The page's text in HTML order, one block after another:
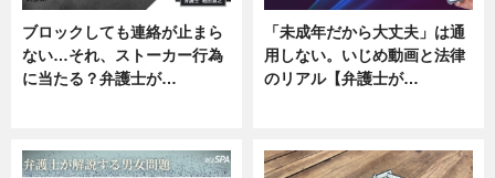
ブロックしても連絡が止まら
ない…それ、ストーカー行為
に当たる？弁護士が…
「未成年だから大丈夫」は通
用しない。いじめ動画と法律
のリアル【弁護士が…